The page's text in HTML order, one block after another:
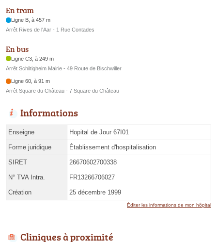
En tram
Ligne B, à 457 m
Arrêt Rives de l'Aar - 1 Rue Contades
En bus
Ligne C3, à 249 m
Arrêt Schiltigheim Mairie - 49 Route de Bischwiller
Ligne 60, à 91 m
Arrêt Square du Château - 7 Square du Château
Informations
Enseigne Hopital de Jour 67I01
Forme juridique Établissement d'hospitalisation
SIRET 26670602700338
N° TVA Intra. FR13266706027
Création 25 décembre 1999
Éditer les informations de mon hôpital
Cliniques à proximité